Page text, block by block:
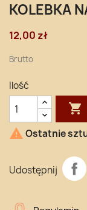
KOLEBKA
12,00 zł
Brutto
Ilość

 Ostatnie
Udostępnij